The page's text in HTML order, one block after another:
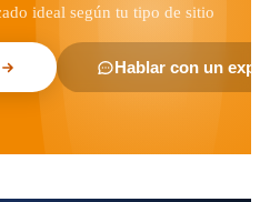
ideal según tu tipo de sitio
Hablar con un